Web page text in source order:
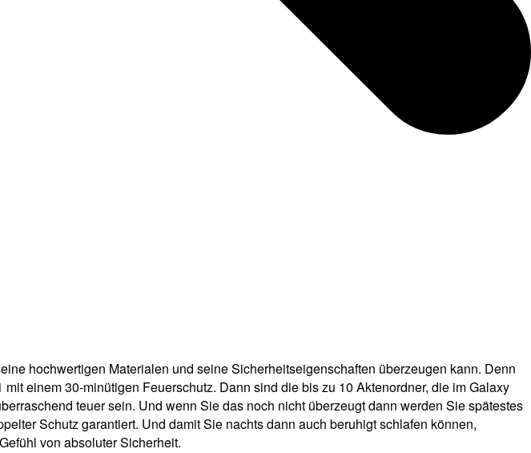
hochwertigen Materialen und seine Sicherheitseigenschaften überzeugen kann. Denn
einem 30-minütigen Feuerschutz. Dann sind die bis zu 10 Aktenordner, die im Galaxy
teuer sein. Und wenn Sie das noch nicht überzeugt dann werden Sie spätestes
Schutz garantiert. Und damit Sie nachts dann auch beruhigt schlafen können,
von absoluter Sicherheit.